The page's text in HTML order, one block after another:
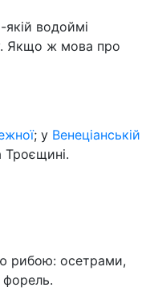
водоймі
Якщо ж мова про
; у Венеціанській
Троєщині.
рибою: осетрами,